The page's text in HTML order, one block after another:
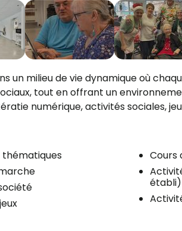
(toilette + lavabo)
/ Sécheuse
à l'étage
un milieu de vie dynamique où
tout en offrant un
numérique, activités sociales,
Cours
établi)